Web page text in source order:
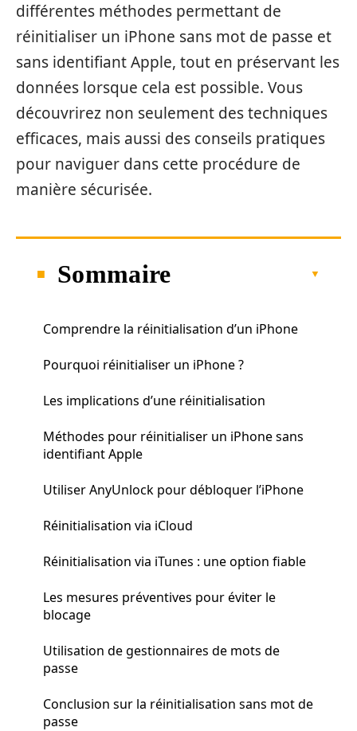
différentes méthodes permettant de
réinitialiser un iPhone sans mot de passe et
sans identifiant Apple, tout en préservant les
données lorsque cela est possible. Vous
découvrirez non seulement des techniques
efficaces, mais aussi des conseils pratiques
pour naviguer dans cette procédure de
manière sécurisée.
Sommaire
Comprendre la réinitialisation d’un iPhone
Pourquoi réinitialiser un iPhone ?
Les implications d’une réinitialisation
Méthodes pour réinitialiser un iPhone sans
identifiant Apple
Utiliser AnyUnlock pour débloquer l’iPhone
Réinitialisation via iCloud
Réinitialisation via iTunes : une option fiable
Les mesures préventives pour éviter le
blocage
Utilisation de gestionnaires de mots de
passe
Conclusion sur la réinitialisation sans mot de
passe